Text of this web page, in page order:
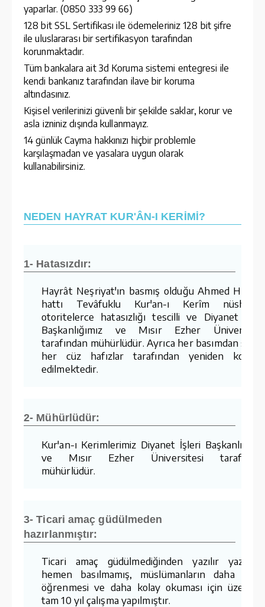
yaparlar. (0850 333 99 66)
128 bit SSL Sertifikası ile ödemeleriniz 128 bit şifre
ile uluslararası bir sertifikasyon tarafından
korunmaktadır.
Tüm bankalara ait 3d Koruma sistemi entegresi ile
kendi bankanız tarafından ilave bir koruma
altındasınız.
Kişisel verilerinizi güvenli bir şekilde saklar, korur ve
asla izniniz dışında kullanmayız.
14 günlük Cayma hakkınızı hiçbir problemle
karşılaşmadan ve yasalara uygun olarak
kullanabilirsiniz.
NEDEN HAYRAT KUR'ÂN-I KERİMİ?
1- Hatasızdır:
Hayrât Neşriyat'ın basmış olduğu Ahmed
hattı Tevâfuklu Kur'an-ı Kerîm
otoritelerce hatasızlığı tescilli ve Diyanet
Başkanlığımız ve Mısır Ezher
tarafından mühürlüdür. Ayrıca her basımdan
her cüz hafızlar tarafından yeniden
edilmektedir.
2- Mühürlüdür:
Kur'an-ı Kerimlerimiz Diyanet İşleri
ve Mısır Ezher Üniversitesi
mühürlüdür.
3- Ticari amaç güdülmeden
hazırlanmıştır:
Ticari amaç güdülmediğinden yazılır
hemen basılmamış, müslümanların daha
öğrenmesi ve daha kolay okuması için
tam 10 yıl çalışma yapılmıştır.